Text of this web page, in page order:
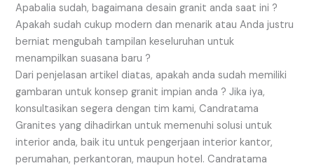
Apabalia sudah, bagaimana desain granit anda saat ini ?
Apakah sudah cukup modern dan menarik atau Anda justru
berniat mengubah tampilan keseluruhan untuk
menampilkan suasana baru ?
Dari penjelasan artikel diatas, apakah anda sudah memiliki
gambaran untuk konsep granit impian anda ? Jika iya,
konsultasikan segera dengan tim kami, Candratama
Granites yang dihadirkan untuk memenuhi solusi untuk
interior anda, baik itu untuk pengerjaan interior kantor,
perumahan, perkantoran, maupun hotel. Candratama